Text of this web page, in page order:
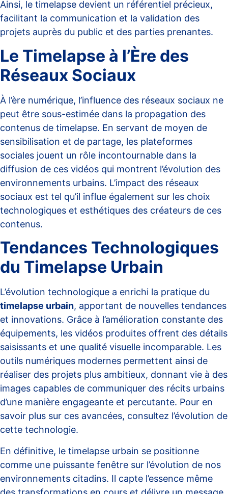
Ainsi, le timelapse devient un référentiel précieux,
facilitant la communication et la validation des
projets auprès du public et des parties prenantes.
Le Timelapse à l’Ère des
Réseaux Sociaux
À l’ère numérique, l’influence des réseaux sociaux ne
peut être sous-estimée dans la propagation des
contenus de timelapse. En servant de moyen de
sensibilisation et de partage, les plateformes
sociales jouent un rôle incontournable dans la
diffusion de ces vidéos qui montrent l’évolution des
environnements urbains. L’impact des réseaux
sociaux est tel qu’il influe également sur les choix
technologiques et esthétiques des créateurs de ces
contenus.
Tendances Technologiques
du Timelapse Urbain
L’évolution technologique a enrichi la pratique du
timelapse urbain, apportant de nouvelles tendances
et innovations. Grâce à l’amélioration constante des
équipements, les vidéos produites offrent des détails
saisissants et une qualité visuelle incomparable. Les
outils numériques modernes permettent ainsi de
réaliser des projets plus ambitieux, donnant vie à des
images capables de communiquer des récits urbains
d’une manière engageante et percutante. Pour en
savoir plus sur ces avancées, consultez l’évolution de
cette technologie.
En définitive, le timelapse urbain se positionne
comme une puissante fenêtre sur l’évolution de nos
environnements citadins. Il capte l’essence même